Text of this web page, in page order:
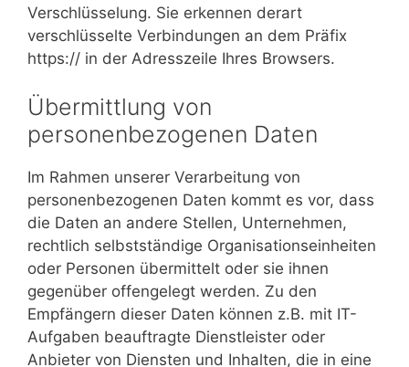
Verschlüsselung. Sie erkennen derart
verschlüsselte Verbindungen an dem Präfix
https:// in der Adresszeile Ihres Browsers.
Übermittlung von
personenbezogenen Daten
Im Rahmen unserer Verarbeitung von
personenbezogenen Daten kommt es vor, dass
die Daten an andere Stellen, Unternehmen,
rechtlich selbstständige Organisationseinheiten
oder Personen übermittelt oder sie ihnen
gegenüber offengelegt werden. Zu den
Empfängern dieser Daten können z.B. mit IT-
Aufgaben beauftragte Dienstleister oder
Anbieter von Diensten und Inhalten, die in eine